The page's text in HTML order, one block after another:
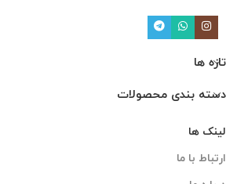
تازه ها
دسته بندی محصولات
لینک ها
ارتباط با ما